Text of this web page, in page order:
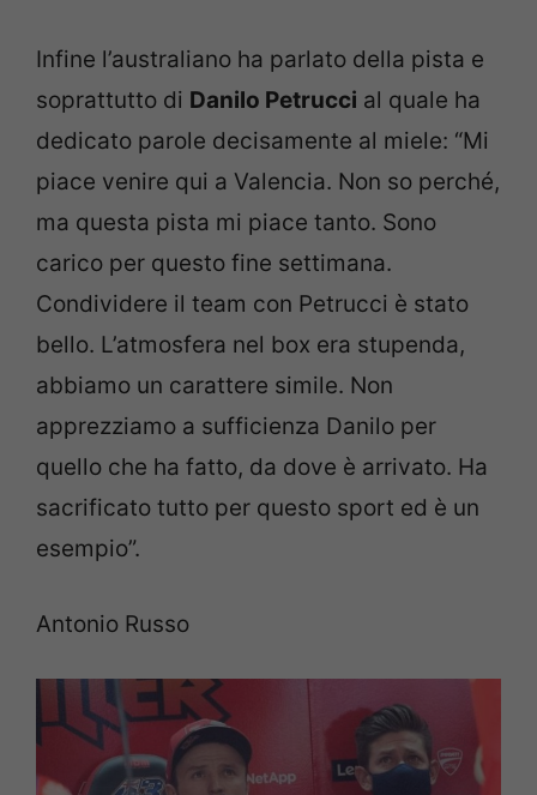
Infine l’australiano ha parlato della pista e
soprattutto di Danilo Petrucci al quale ha
dedicato parole decisamente al miele: “Mi
piace venire qui a Valencia. Non so perché,
ma questa pista mi piace tanto. Sono
carico per questo fine settimana.
Condividere il team con Petrucci è stato
bello. L’atmosfera nel box era stupenda,
abbiamo un carattere simile. Non
apprezziamo a sufficienza Danilo per
quello che ha fatto, da dove è arrivato. Ha
sacrificato tutto per questo sport ed è un
esempio”.
Antonio Russo